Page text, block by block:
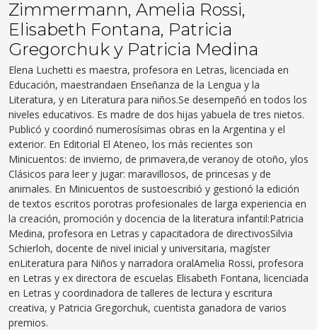
Zimmermann, Amelia Rossi,
Elisabeth Fontana, Patricia
Gregorchuk y Patricia Medina
Elena Luchetti es maestra, profesora en Letras, licenciada en
Educación, maestrandaen Enseñanza de la Lengua y la
Literatura, y en Literatura para niños.Se desempeñó en todos los
niveles educativos. Es madre de dos hijas yabuela de tres nietos.
Publicó y coordinó numerosísimas obras en la Argentina y el
exterior. En Editorial El Ateneo, los más recientes son
Minicuentos: de invierno, de primavera,de veranoy de otoño, ylos
Clásicos para leer y jugar: maravillosos, de princesas y de
animales. En Minicuentos de sustoescribió y gestionó la edición
de textos escritos porotras profesionales de larga experiencia en
la creación, promoción y docencia de la literatura infantil:Patricia
Medina, profesora en Letras y capacitadora de directivosSilvia
Schierloh, docente de nivel inicial y universitaria, magíster
enLiteratura para Niños y narradora oralAmelia Rossi, profesora
en Letras y ex directora de escuelas Elisabeth Fontana, licenciada
en Letras y coordinadora de talleres de lectura y escritura
creativa, y Patricia Gregorchuk, cuentista ganadora de varios
premios.